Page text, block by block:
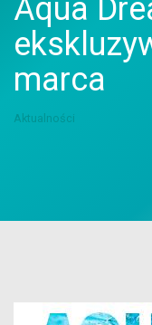
Aqua
marca
Aktualności